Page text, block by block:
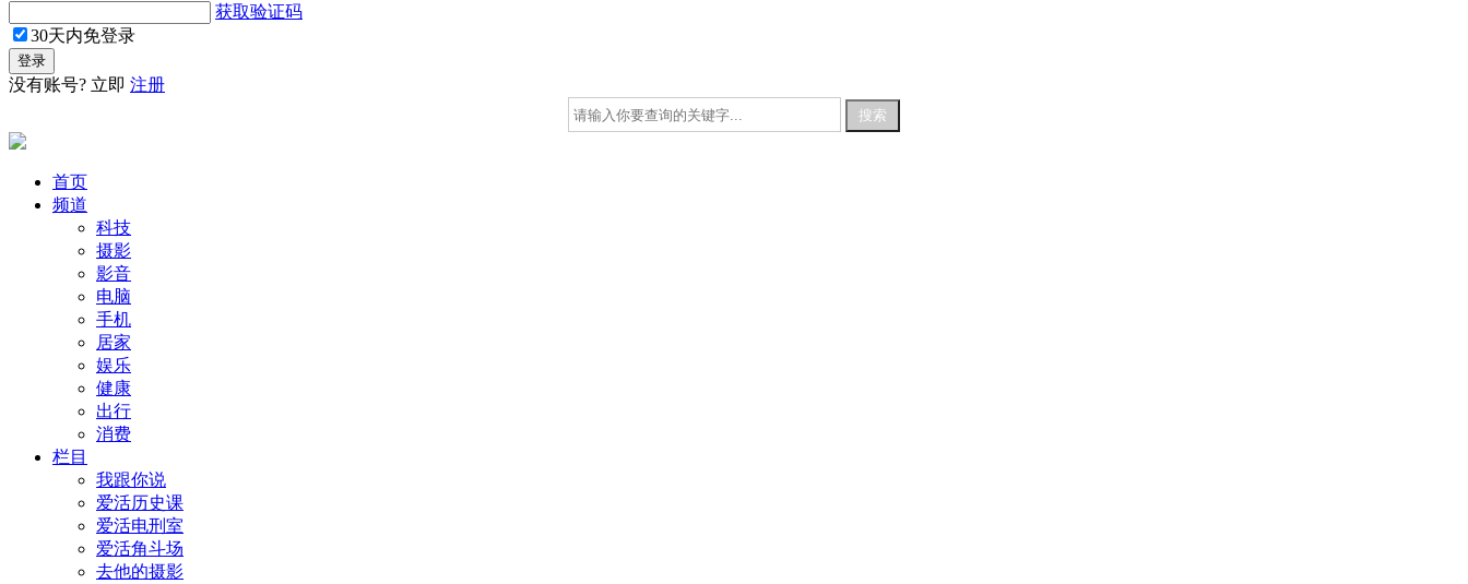
获取验证码
30天内免登录
没有账号? 立即 注册
首页
频道
科技
摄影
影音
电脑
手机
居家
娱乐
健康
出行
消费
栏目
我跟你说
爱活历史课
爱活电刑室
爱活角斗场
去他的摄影